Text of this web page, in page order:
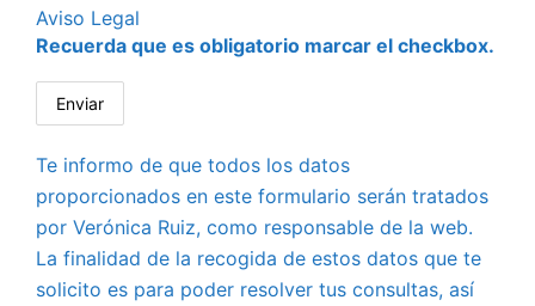
Aviso Legal
Recuerda que es obligatorio marcar el checkbox.
Te informo de que todos los datos
proporcionados en este formulario serán tratados
por Verónica Ruiz, como responsable de la web.
La finalidad de la recogida de estos datos que te
solicito es para poder resolver tus consultas, así